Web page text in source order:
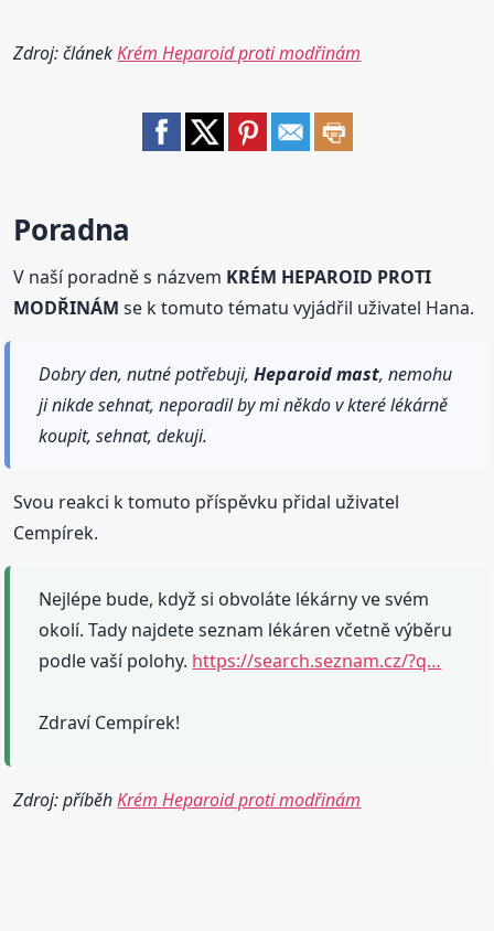
Zdroj: článekKrém Heparoid proti modřinám
Poradna
V naší poradně s názvem KRÉM HEPAROID PROTI
MODŘINÁM se k tomuto tématu vyjádřil uživatel Hana.
Dobry den, nutné potřebuji,Heparoid mast, nemohu
ji nikde sehnat, neporadil by mi někdo v které lékárně
koupit, sehnat, dekuji.
Svou reakci k tomuto příspěvku přidal uživatel
Cempírek.
Nejlépe bude, když si obvoláte lékárny ve svém
okolí. Tady najdete seznam lékáren včetně výběru
podle vaší polohy. https://search.seznam.cz/?q…
Zdraví Cempírek!
Zdroj: příběhKrém Heparoid proti modřinám